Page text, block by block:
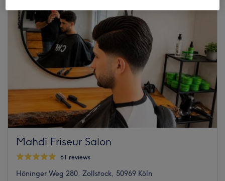
Mahdi Friseur Salon
61 reviews
Höninger Weg 280, Zollstock, 50969 Köln